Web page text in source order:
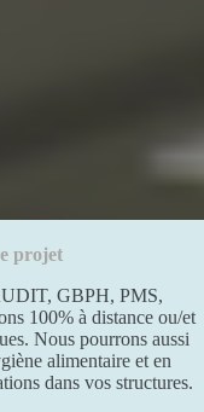
projet
GBPH, PMS,
100% à distance ou/et
Nous pourrons aussi
alimentaire et en
dans vos structures.